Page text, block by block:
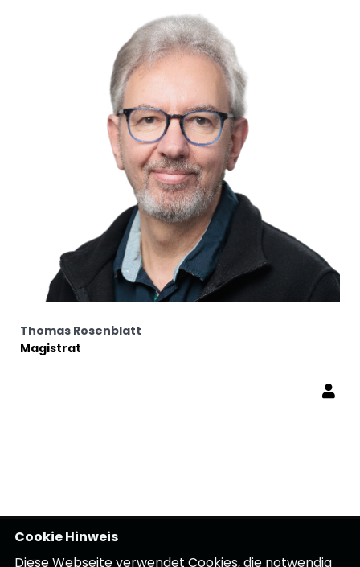
Thomas Rosenblatt
Magistrat
Cookie Hinweis
Diese Webseite verwendet Cookies, die notwendig